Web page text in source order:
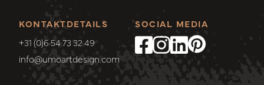
KONTAKTDETAILS
+31 (0)6 54 73 32 49
info@umoartdesign.com
SOCIAL MEDIA